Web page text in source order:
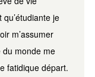
je
m’assumer
du monde me
fatidique départ.